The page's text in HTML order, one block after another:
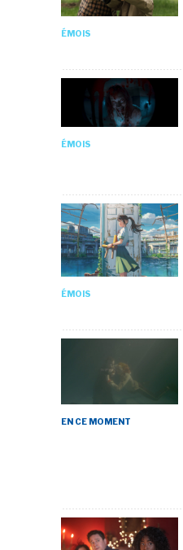
ÉMOIS
ÉMOIS
ÉMOIS
EN CE MOMENT